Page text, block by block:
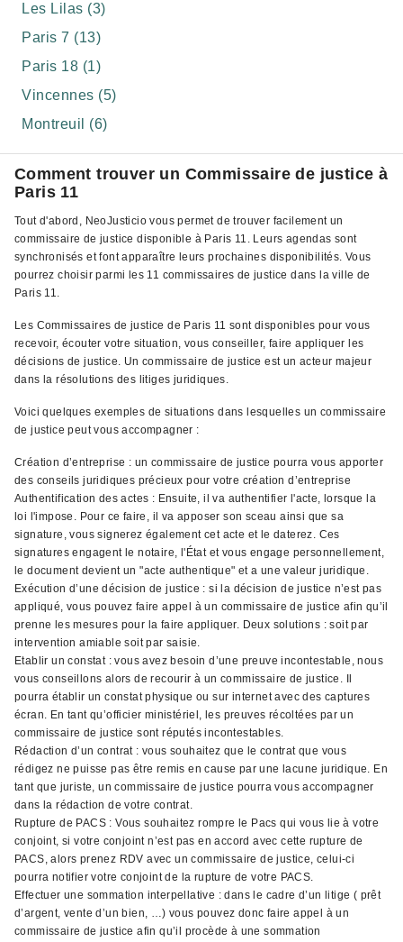
Les Lilas (3)
Paris 7 (13)
Paris 18 (1)
Vincennes (5)
Montreuil (6)
Comment trouver un Commissaire de justice à
Paris 11
Tout d'abord, NeoJusticio vous permet de trouver facilement un
commissaire de justice disponible à Paris 11. Leurs agendas sont
synchronisés et font apparaître leurs prochaines disponibilités. Vous
pourrez choisir parmi les 11 commissaires de justice dans la ville de
Paris 11.
Les Commissaires de justice de Paris 11 sont disponibles pour vous
recevoir, écouter votre situation, vous conseiller, faire appliquer les
décisions de justice. Un commissaire de justice est un acteur majeur
dans la résolutions des litiges juridiques.
Voici quelques exemples de situations dans lesquelles un commissaire
de justice peut vous accompagner :
Création d’entreprise : un commissaire de justice pourra vous apporter
des conseils juridiques précieux pour votre création d’entreprise
Authentification des actes : Ensuite, il va authentifier l'acte, lorsque la
loi l'impose. Pour ce faire, il va apposer son sceau ainsi que sa
signature, vous signerez également cet acte et le daterez. Ces
signatures engagent le notaire, l'État et vous engage personnellement,
le document devient un "acte authentique" et a une valeur juridique.
Exécution d’une décision de justice : si la décision de justice n’est pas
appliqué, vous pouvez faire appel à un commissaire de justice afin qu’il
prenne les mesures pour la faire appliquer. Deux solutions : soit par
intervention amiable soit par saisie.
Etablir un constat : vous avez besoin d’une preuve incontestable, nous
vous conseillons alors de recourir à un commissaire de justice. Il
pourra établir un constat physique ou sur internet avec des captures
écran. En tant qu’officier ministériel, les preuves récoltées par un
commissaire de justice sont réputés incontestables.
Rédaction d’un contrat : vous souhaitez que le contrat que vous
rédigez ne puisse pas être remis en cause par une lacune juridique. En
tant que juriste, un commissaire de justice pourra vous accompagner
dans la rédaction de votre contrat.
Rupture de PACS : Vous souhaitez rompre le Pacs qui vous lie à votre
conjoint, si votre conjoint n’est pas en accord avec cette rupture de
PACS, alors prenez RDV avec un commissaire de justice, celui-ci
pourra notifier votre conjoint de la rupture de votre PACS.
Effectuer une sommation interpellative : dans le cadre d’un litige ( prêt
d’argent, vente d’un bien, …) vous pouvez donc faire appel à un
commissaire de justice afin qu’il procède à une sommation